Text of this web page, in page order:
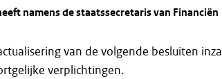
namens de staatssecretaris van Financiën
van de volgende besluiten
verplichtingen.